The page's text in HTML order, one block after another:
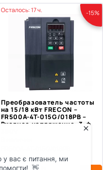
из
5
Осталось: 17 ч. -15%
Преобразователь частоты
на 15/18 кВт FRECON –
FR500A-4T-015G/018PB –
Входное напряжение: 3-ф
36127 uah